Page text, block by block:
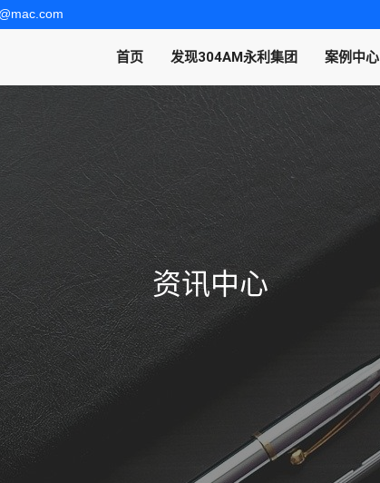
首页 发现304AM永利集团 案例中心
资讯中心